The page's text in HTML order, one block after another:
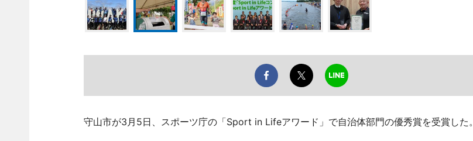
守山市が3月5日、スポーツ庁の「Sport in Lifeアワード」で自治体部門の優秀賞を受賞した。